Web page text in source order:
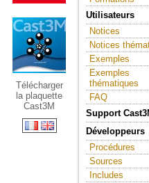
Télécharger
la plaquette
Cast3M
Utilisateurs
Notices
Notices
Exemples
Exemples
thématiques
FAQ
Support
Développeurs
Procédures
Sources
Includes